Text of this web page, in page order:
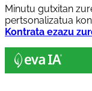
Minutu gutxitan
pertsonalizatua
Kontrata ezazu